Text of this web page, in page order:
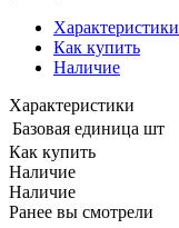
Характеристики
Как купить
Наличие
Характеристики
Базовая единица шт
Как купить
Наличие
Наличие
Ранее вы смотрели